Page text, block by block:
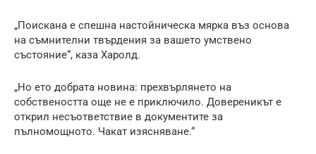
„Поискана е спешна настойническа мярка въз основа
на съмнителни твърдения за вашето умствено
състояние“, каза Харолд.
„Но ето добрата новина: прехвърлянето на
собствеността още не е приключило. Довереникът е
открил несъответствие в документите за
пълномощното. Чакат изясняване.“